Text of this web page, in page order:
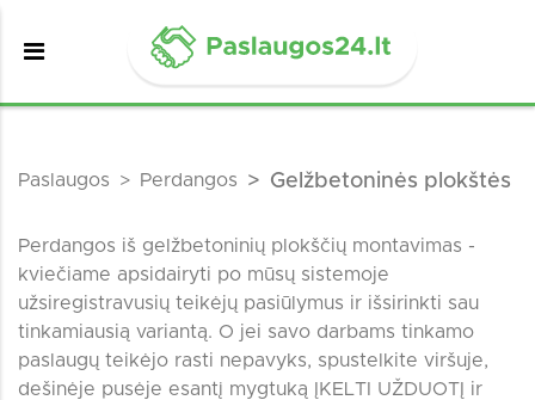
Paslaugos Perdangos Gelžbetoninės plokštės
Perdangos iš gelžbetoninių plokščių montavimas -
kviečiame apsidairyti po mūsų sistemoje
užsiregistravusių teikėjų pasiūlymus ir išsirinkti sau
tinkamiausią variantą. O jei savo darbams tinkamo
paslaugų teikėjo rasti nepavyks, spustelkite viršuje,
dešinėje pusėje esantį mygtuką ĮKELTI UŽDUOTĮ ir